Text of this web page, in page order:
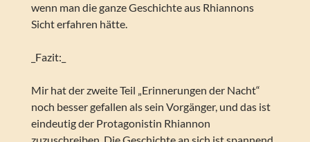
wenn man die ganze Geschichte aus Rhiannons
Sicht erfahren hätte.
_Fazit:_
Mir hat der zweite Teil „Erinnerungen der Nacht“
noch besser gefallen als sein Vorgänger, und das ist
eindeutig der Protagonistin Rhiannon